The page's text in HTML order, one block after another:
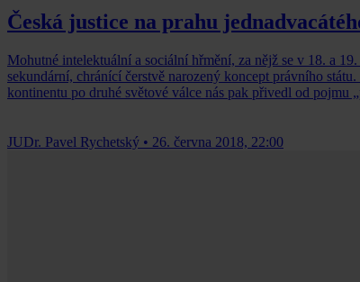
Česká justice na prahu
Mohutné intelektuální a sociální hřmění, za nějž se v 18. a
sekundární, chránící čerstvě narozený koncept právního
kontinentu po druhé světové válce nás pak přivedl od pojmu
JUDr. Pavel Rychetský • 26. června 2018, 22:00